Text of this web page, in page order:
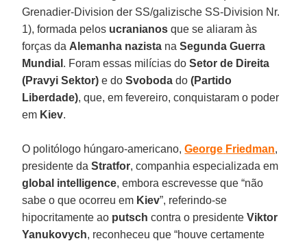
Grenadier-Division der SS/galizische SS-Division Nr.
1), formada pelos ucranianos que se aliaram às
forças da Alemanha nazista naSegunda Guerra
Mundial . Foram essas milícias doSetor de Direita
(Pravyi Sektor) e doSvoboda do(Partido
Liberdade), que, em fevereiro, conquistaram o poder
em Kiev.
O politólogo húngaro-americano,George Friedman,
presidente daStratfor, companhia especializada em
global intelligence, embora escrevesse que “não
sabe o que ocorreu em Kiev”, referindo-se
hipocritamente ao putsch contra o presidenteViktor
Yanukovych, reconheceu que “houve certamente